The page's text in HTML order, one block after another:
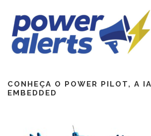
CONHEÇA O POWER PILOT, A
EMBEDDED